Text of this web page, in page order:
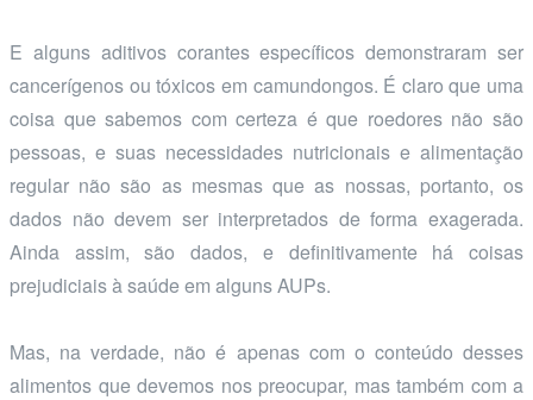
E alguns aditivos corantes específicos demonstraram ser
cancerígenos ou tóxicos em camundongos. É claro que uma
coisa que sabemos com certeza é que roedores não são
pessoas, e suas necessidades nutricionais e alimentação
regular não são as mesmas que as nossas, portanto, os
dados não devem ser interpretados de forma exagerada.
Ainda assim, são dados, e definitivamente há coisas
prejudiciais à saúde em alguns AUPs.
Mas, na verdade, não é apenas com o conteúdo desses
alimentos que devemos nos preocupar, mas também com a